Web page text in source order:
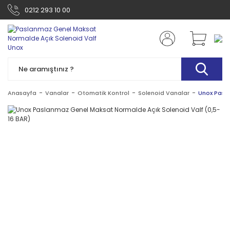
0212 293 10 00
Anasayfa Vanalar Otomatik Kontrol Solenoid Vanalar Unox